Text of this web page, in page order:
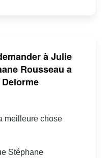
à Julie
Rousseau a
meilleure chose
Stéphane